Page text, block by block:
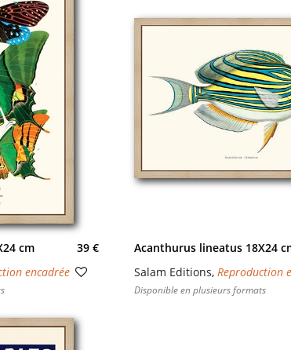
cm
39 €
encadrée
Acanthurus lineatus 18X24
Salam Editions, Reproduction
Disponible en plusieurs formats